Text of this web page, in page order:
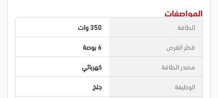
المواصفات
الطاقة
350 وات
قطر القرص
6 بوصة
مصدر الطاقة
كهربائي
الوظيفة
جلخ